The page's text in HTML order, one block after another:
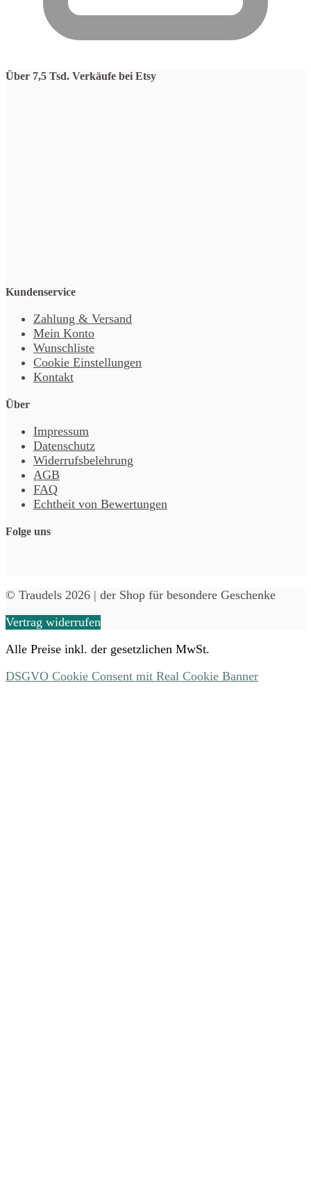
Über 7,5 Tsd. Verkäufe bei Etsy
Kundenservice
Zahlung & Versand
Mein Konto
Wunschliste
Cookie Einstellungen
Kontakt
Über
Impressum
Datenschutz
Widerrufsbelehrung
AGB
FAQ
Echtheit von Bewertungen
Folge uns
© Traudels 2026 | der Shop für besondere Geschenke
Vertrag widerrufen
Alle Preise inkl. der gesetzlichen MwSt.
DSGVO Cookie Consent mit Real Cookie Banner